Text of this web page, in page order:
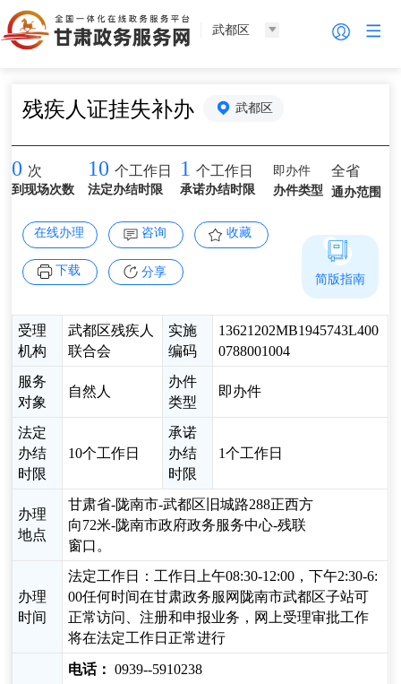
武都区
残疾人证挂失补办 武都区
0 次
到现场次数
10 个工作日
法定办结时限
1 个工作日
承诺办结时限
即办件
办件类型
全省
通办范围
在线办理 咨询 收藏
下载 分享
受理
机构
武都区残疾人
联合会
实施
编码
13621202MB1945743L400
0788001004
服务
对象
自然人
办件
类型
即办件
法定
办结
时限
10个工作日
承诺
办结
时限
1个工作日
办理
地点
甘肃省-陇南市-武都区旧城路288正西方
向72米-陇南市政府政务服务中心-残联
窗口。
办理
时间
法定工作日：工作日上午08:30-12:00，下午2:30-6:
00任何时间在甘肃政务服网陇南市武都区子站可
正常访问、注册和申报业务，网上受理审批工作
将在法定工作日正常进行
电话： 0939--5910238
简版指南